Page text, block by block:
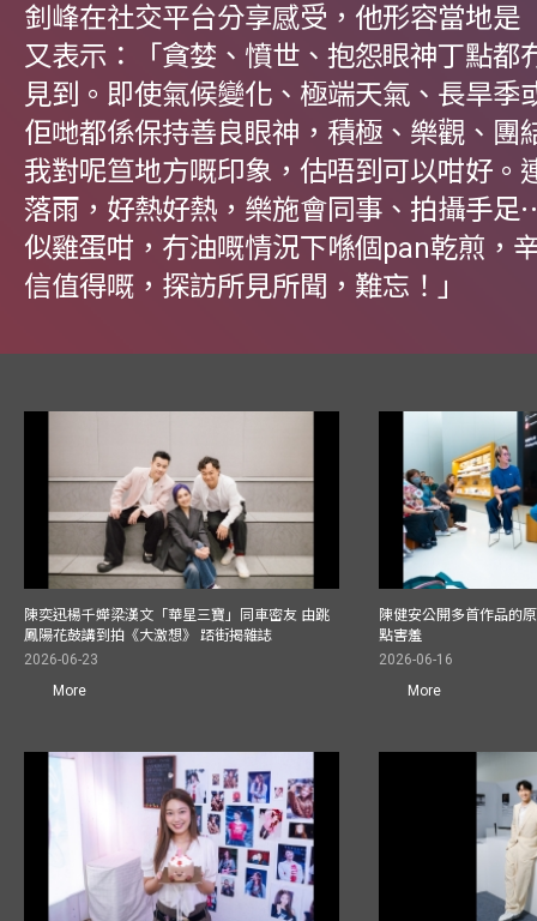
釗峰在社交平台分享感受，他形容當地是
又表示：「貪婪、憤世、抱怨眼神丁點都
見到。即使氣候變化、極端天氣、長旱季
佢哋都係保持善良眼神，積極、樂觀、團
我對呢笪地方嘅印象，估唔到可以咁好。
落雨，好熱好熱，樂施會同事、拍攝手
似雞蛋咁，冇油嘅情況下喺個pan乾煎，
信值得嘅，探訪所見所聞，難忘！」
陳奕迅楊千嬅梁漢文「華星三寶」同車密友 由跳
鳳陽花鼓講到拍《大激想》 踎街揭雜誌
2026-06-23
More
陳健安公開多首作品的
點害羞
2026-06-16
More